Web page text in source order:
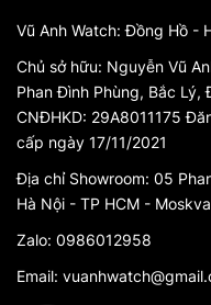
Vũ Anh Watch: Đồng Hồ -
Chủ sở hữu: Nguyễn Vũ
Phan Đình Phùng, Bắc Lý,
CNĐHKD: 29A8011175
cấp ngày 17/11/2021
Địa chỉ Showroom: 05
Hà Nội - TP HCM - Moskva
Zalo: 0986012958
Email: